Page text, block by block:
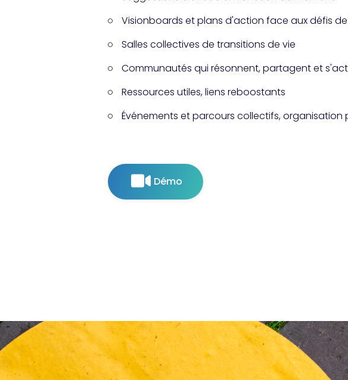
Visionboards et plans d'action face aux défis
Salles collectives de transitions de vie
Communautés qui résonnent, partagent et
Ressources utiles, liens reboostants
Événements et parcours collectifs, organisation
Démo